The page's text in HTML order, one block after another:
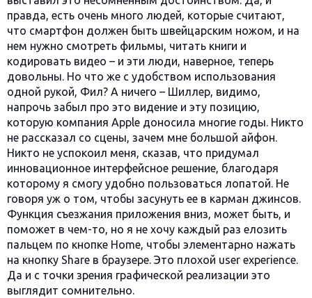
правда, есть очень много людей, которые считают,
что смартфон должен быть швейцарским ножом, и на
нем нужно смотреть фильмы, читать книги и
кодировать видео – и эти люди, наверное, теперь
довольны. Но что же с удобством использования
одной рукой, Фил? А ничего – Шиллер, видимо,
напрочь забыл про это видение и эту позицию,
которую компания Apple доносила многие годы. Никто
не рассказал со сцены, зачем мне большой айфон.
Никто не успокоил меня, сказав, что придумал
инновационное интерфейсное решение, благодаря
которому я смогу удобно пользоваться лопатой. Не
говоря уж о том, чтобы засунуть ее в карман джинсов.
Функция съезжания приложения вниз, может быть, и
поможет в чем-то, но я не хочу каждый раз елозить
пальцем по кнопке Home, чтобы элементарно нажать
на кнопку Share в браузере. Это плохой user experience.
Да и с точки зрения графической реализации это
выглядит сомнительно.